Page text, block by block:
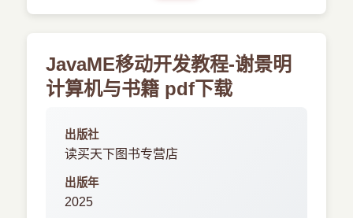
JavaME移动开发教程-谢景明
计算机与书籍 pdf下载
出版社
读买天下图书专营店
出版年
2025